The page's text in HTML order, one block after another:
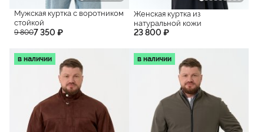
Мужская куртка с воротником
стойкой
9 8007 350 ₽
Женская куртка из
натуральной кожи
23 800 ₽
в наличии в наличии